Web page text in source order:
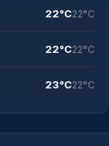
22°C22°C
22°C22°C
23°C22°C